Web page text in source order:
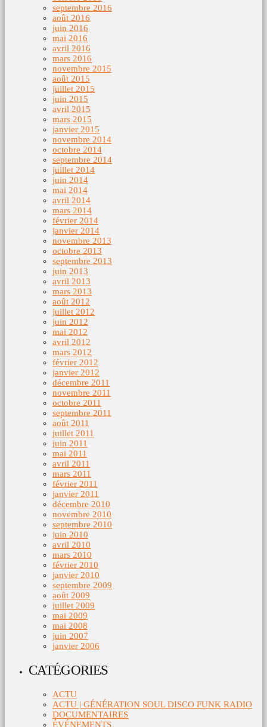
septembre 2016
août 2016
juin 2016
mai 2016
avril 2016
mars 2016
novembre 2015
août 2015
juillet 2015
juin 2015
avril 2015
mars 2015
janvier 2015
novembre 2014
octobre 2014
septembre 2014
juillet 2014
juin 2014
mai 2014
avril 2014
mars 2014
février 2014
janvier 2014
novembre 2013
octobre 2013
septembre 2013
juin 2013
avril 2013
mars 2013
août 2012
juillet 2012
juin 2012
mai 2012
avril 2012
mars 2012
février 2012
janvier 2012
décembre 2011
novembre 2011
octobre 2011
septembre 2011
août 2011
juillet 2011
juin 2011
mai 2011
avril 2011
mars 2011
février 2011
janvier 2011
décembre 2010
novembre 2010
septembre 2010
juin 2010
avril 2010
mars 2010
février 2010
janvier 2010
septembre 2009
août 2009
juillet 2009
mai 2009
mai 2008
juin 2007
janvier 2006
CATÉGORIES
ACTU
ACTU | GÉNÉRATION SOUL DISCO FUNK RADIO
DOCUMENTAIRES
ÉVÉNEMENTS